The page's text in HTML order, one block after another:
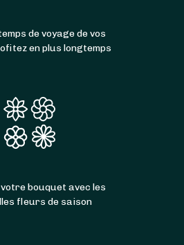
de voyage de vos
en plus longtemps
votre bouquet avec les
fleurs de saison